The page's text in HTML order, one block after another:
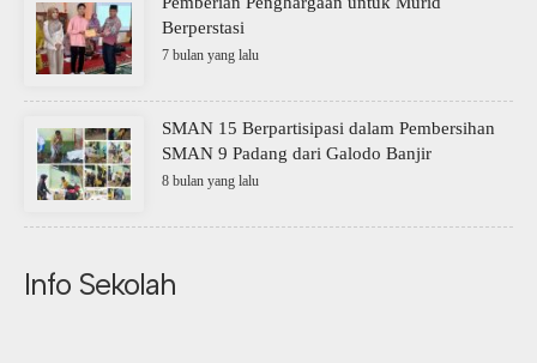
Berperstasi
7 bulan yang lalu
SMAN 15 Berpartisipasi dalam Pembersihan
SMAN 9 Padang dari Galodo Banjir
8 bulan yang lalu
Info Sekolah